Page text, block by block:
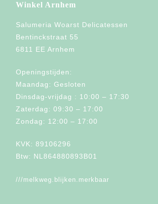
Winkel Arnhem
Salumeria Woarst Delicatessen
Bentinckstraat 55
6811 EE Arnhem
Openingstijden:
Maandag: Gesloten
Dinsdag-vrijdag : 10:00 – 17:30
Zaterdag: 09:30 – 17:00
Zondag: 12:00 – 17:00
KVK: 89106296
Btw: NL864880893B01
///melkweg.blijken.merkbaar